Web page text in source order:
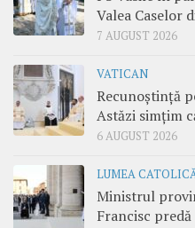
Valea Caselor
7 AUGUST 2026
VATICAN
Recunoștință
Astăzi simțim
6 AUGUST 2026
LUMEA
Ministrul
Francisc